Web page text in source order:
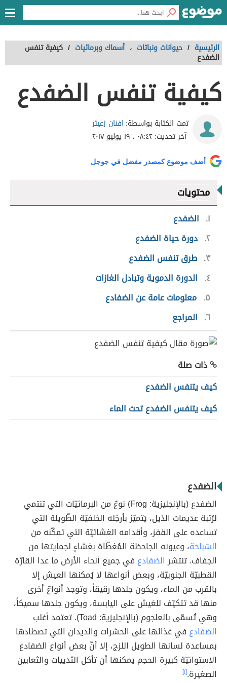
الرئيسية / حيوانات ونباتات ، أسماك وبرمائيات / كيفية تنفس
الضفدع
كيفية تنفس الضفدع
تمت الكتابة بواسطة: افنان زعيتر
آخر تحديث:٠٨:٤٢ ، ١٩ يوليو ٢٠١٧
أضف موضوع كمصدر مفضل في جوجل
محتويات
١
الضفدع
٢ دورة حياة الضفدع
٣ طرق تنفس الضفدع
٤
الدورة الدموية وتبادل الغازات
٥ معلومات عامة عن الضفادع
٦ المراجع
ذات صلة
كيف يتنفس الضفدع
كيف يتنفس الضفدع تحت الماء
الضفدع
الضفدع (بالإنجليزية: Frog) نوعٌ من البرمائيّات التي تنتمي
لرُتبة عديمات الذيل، يَتميّز بأرجُله الخلفيّة الطّويلة التي
تساعده على القفز، وأقدامه الغشائيّة التي تمكّنه من
السّباحة، وعيونه الجاحظة المُغطّاة بغشاءٍ لحِمايتها من
الجفاف. تنتشرالضفادع في جميع أنحاء الأرض ما عدا القارّة
القطبيّة الجنوبيّة، وبعض أنواعها لا يُمكنها العيش إلا
بالقرب من الماء، ويكون جلدها رقيقاً، وتوجد أنواعٌ أخرى
منها قد تتكيّف للعَيش على اليابسة، ويكون جلدها سميكاً،
وهي تُسمّى بالعلجوم (بالإنجليزية: Toad). تعتمد أغلب
الضفادع في غذائها على الحشرات والديدان التي تصطادها
بمساعدة لسانها الطويل اللزج، إلا أنّ بعض أنواع الضفادع
الاستوائيّة كبيرة الحجم يمكنها أن تأكل الثدييات والثعابين
الصغيرة.[١]